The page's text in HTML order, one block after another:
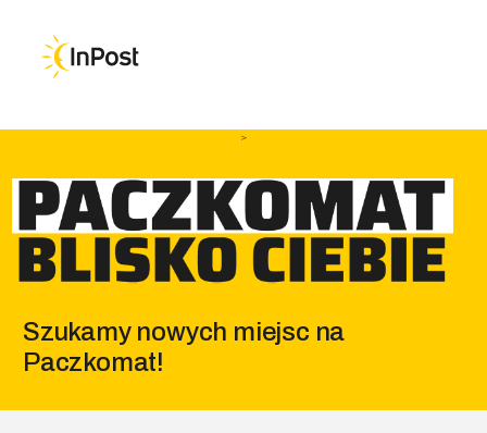
Przejdź do głównej nawigacji
Przejdź do treści
Przejdź do stopki
>
Szukamy nowych miejsc na
Paczkomat!